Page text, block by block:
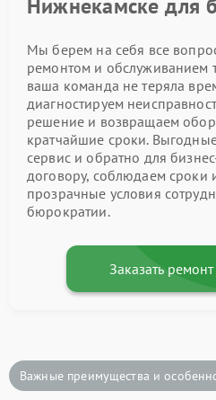
Нижнекамске для
Мы берем на себя все
ремонтом и обслуживанием
ваша команда не теряла
диагностируем
решение и возвращаем
кратчайшие сроки.
сервис и обратно для
договору, соблюдаем сроки
прозрачные условия
бюрократии.
Заказать
Важные преимущества и